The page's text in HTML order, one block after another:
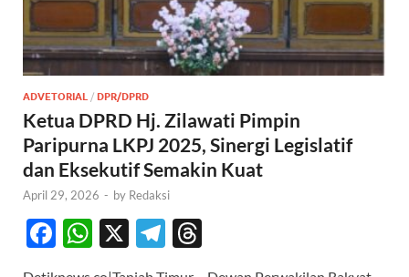
ADVETORIAL / DPR/DPRD
Ketua DPRD Hj. Zilawati Pimpin
Paripurna LKPJ 2025, Sinergi Legislatif
dan Eksekutif Semakin Kuat
April 29, 2026 - by Redaksi
F
W X
T